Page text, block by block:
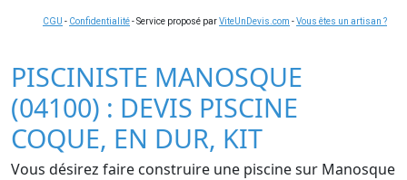
CGU - Confidentialité- Service proposé parViteUnDevis.com -Vous êtes un artisan ?
PISCINISTE MANOSQUE
(04100) : DEVIS PISCINE
COQUE, EN DUR, KIT
Vous désirez faire construire une piscine sur Manosque